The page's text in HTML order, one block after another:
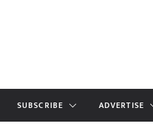
SUBSCRIBE ADVERTISE